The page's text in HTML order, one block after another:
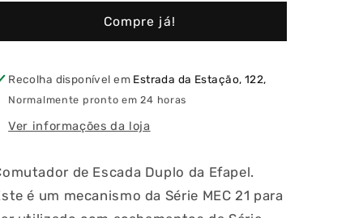
Duplo
Escada
Duplo
Compre já!
Recolha disponível em Estrada da Estação, 122,
Normalmente pronto em 24 horas
Ver informações da loja
de Escada Duplo da Efapel.
é um mecanismo da Série MEC 21 para